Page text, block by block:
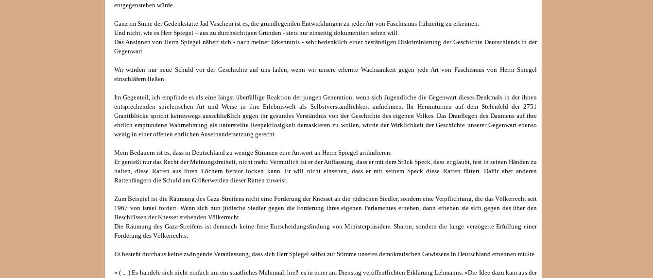
entgegenstehen würde.
Ganz im Sinne der Gedenkstätte Jad Vaschem ist es, die grundlegenden Entwicklungen zu jeder Art von Faschismus frühzeitig zu erkennen.
Und nicht, wie es Herr Spiegel – aus zu durchsichtigen Gründen - stets nur einseitig dokumentiert sehen will.
Das Ansinnen von Herrn Spiegel nähert sich - nach meiner Erkenntnis - sehr bedenklich einer beständigen Diskriminierung der Geschichte Deutschlands in der
Gegenwart.
Wir würden nur neue Schuld vor der Geschichte auf uns laden, wenn wir unsere erlernte Wachsamkeit gegen jede Art von Faschismus von Herrn Spiegel
einschläfern ließen.
Im Gegenteil, ich empfinde es als eine längst überfällige Reaktion der jungen Generation, wenn sich Jugendliche die Gegenwart dieses Denkmals in der ihnen
entsprechenden spielerischen Art und Weise in ihre Erlebniswelt als Selbstverständlichkeit aufnehmen. Ihr Herumturnen auf dem Stelenfeld der 2751
Granitblöcke spricht keineswegs ausschließlich gegen ihr gesundes Verständnis von der Geschichte des eigenen Volkes. Das Drauflegen des Daumens auf ihre
ehrlich empfundene Wahrnehmung als unterstellte Respektlosigkeit demaskieren zu wollen, würde der Wirklichkeit der Geschichte unserer Gegenwart ebenso
wenig in einer offenen ehrlichen Auseinandersetzung gerecht.
Mein Bedauern ist es, dass in Deutschland zu wenige Stimmen eine Antwort an Herrn Spiegel artikulieren.
Er genießt nur das Recht der Meinungsfreiheit, nicht mehr. Vermutlich ist er der Auffassung, dass er mit dem Stück Speck, dass er glaubt, fest in seinen Händen zu
halten, diese Ratten aus ihren Löchern hervor locken kann. Er will nicht einsehen, dass er mit seinem Speck diese Ratten füttert. Dafür aber anderen
Rattenfängern die Schuld am Größerwerden dieser Ratten zuweist.
Zum Beispiel ist die Räumung des Gaza-Streifens nicht eine Forderung der Knesset an die jüdischen Siedler, sondern eine Verpflichtung, die das Völkerrecht seit
1967 von Israel fordert. Wenn sich nun jüdische Siedler gegen die Forderung ihres eigenen Parlamentes erheben, dann erheben sie sich gegen das über den
Beschlüssen der Knesset stehenden Völkerrecht.
Die Räumung des Gaza-Streifens ist demnach keine freie Entscheidungsfindung von Ministerpräsident Sharon, sondern die lange verzögerte Erfüllung einer
Forderung des Völkerrechts.
Es besteht durchaus keine zwingende Veranlassung, dass sich Herr Spiegel selbst zur Stimme unseres demokratischen Gewissens in Deutschland ernennen müßte.
» ( ... ) Es handele sich nicht einfach um ein staatliches Mahnmal, hieß es in einer am Dienstag veröffentlichten Erklärung Lehmanns. «Die Idee dazu kam aus der